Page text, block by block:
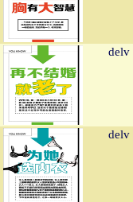
delv
delv